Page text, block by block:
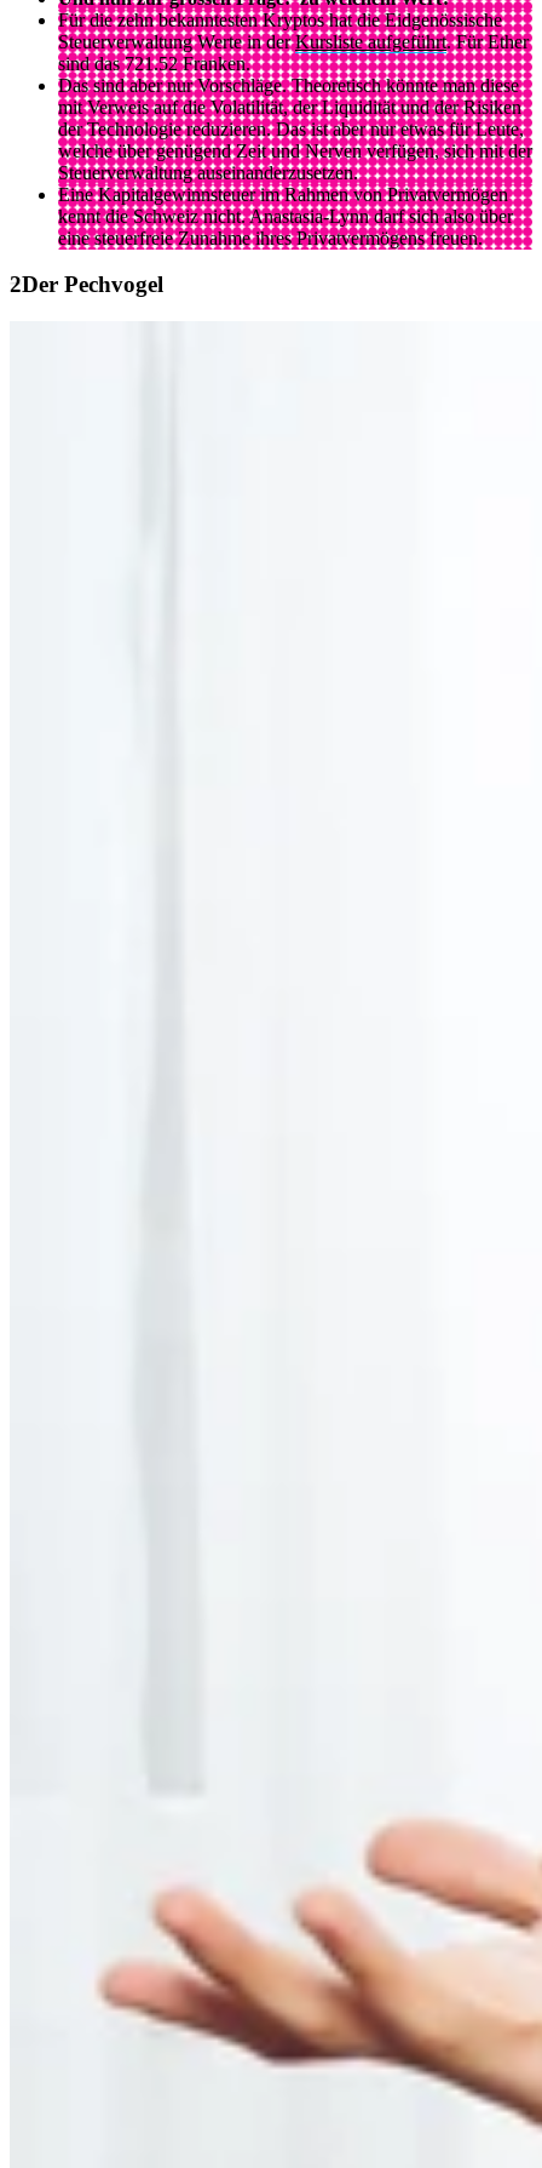
Für die zehn bekanntesten Kryptos hat die Eidgenössische
Steuerverwaltung Werte in derKursliste aufgeführt. Für Ether
sind das 721.52 Franken.
Das sind aber nur Vorschläge. Theoretisch könnte man diese
mit Verweis auf die Volatilität, der Liquidität und der Risiken
der Technologie reduzieren. Das ist aber nur etwas für Leute,
welche über genügend Zeit und Nerven verfügen, sich mit der
Steuerverwaltung auseinanderzusetzen.
Eine Kapitalgewinnsteuer im Rahmen von Privatvermögen
kennt die Schweiz nicht. Anastasia-Lynn darf sich also über
eine steuerfreie Zunahme ihres Privatvermögens freuen.
Der Pechvogel